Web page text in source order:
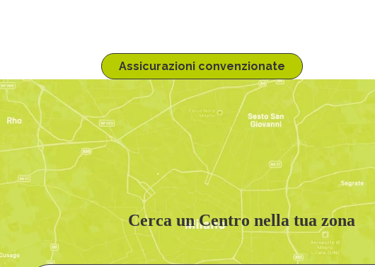
Assicurazioni convenzionate
Cerca un Centro nella tua zona